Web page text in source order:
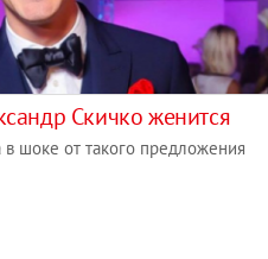
Скичко женится
шоке от такого предложения